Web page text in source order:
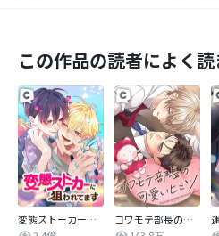
この作品の読者によく
変態ストーカーに狙われてます
コワモテ部長の可愛いヒミツ